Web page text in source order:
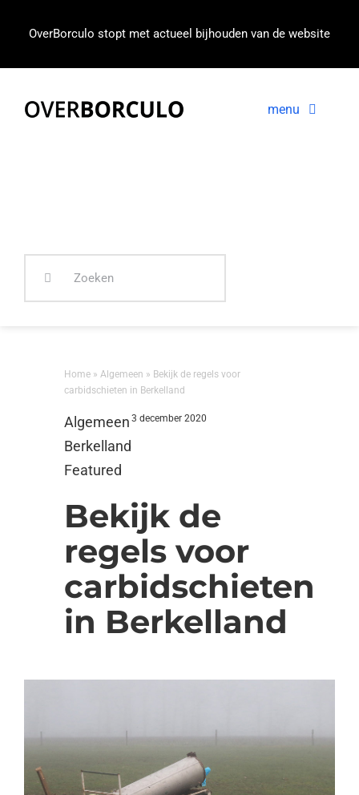
OverBorculo stopt met actueel bijhouden van de website
menu
Home »Algemeen » Bekijk de regels voor
carbidschieten in Berkelland
Algemeen
Berkelland
Featured
3 december 2020
Bekijk de
regels voor
carbidschieten
in Berkelland